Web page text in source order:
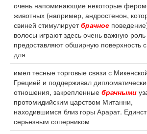
очень напоминающие некоторые
животных (например, андростенон,
свиней стимулируетбрачное
волосы играют здесь очень важную
предоставляют обширную поверхность
для
имел тесные торговые связи с
Грецией и поддерживал
отношения, закрепленные брачными
протомидийским царством Митанни,
находившимся близ горы Арарат.
серьезным соперником